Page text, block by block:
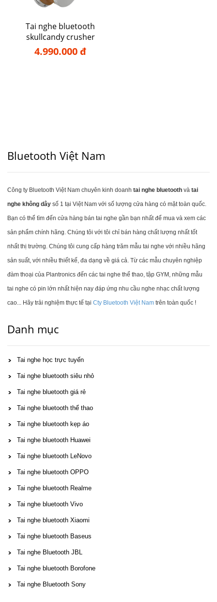
Tai nghe bluetooth
skullcandy crusher
4.990.000 đ
Bluetooth Việt Nam
Công ty Bluetooth Việt Nam chuyên kinh doanh tai nghe bluetooth và tai
nghe không dây số 1 tại Việt Nam với số lượng cửa hàng có mặt toàn quốc.
Bạn có thể tìm đến cửa hàng bán tai nghe gần bạn nhất để mua và xem các
sản phẩm chính hãng. Chúng tôi với tôi chỉ bán hàng chất lượng nhất tốt
nhất thị trường. Chúng tôi cung cấp hàng trăm mẫu tai nghe với nhiều hãng
sản suất, với nhiều thiết kế, đa dạng về giá cả. Từ các mẫu chuyên nghiệp
đàm thoại của Plantronics đến các tai nghe thể thao, tập GYM, những mẫu
tai nghe có pin lớn nhất hiện nay đáp ứng nhu cầu nghe nhạc chất lượng
cao... Hãy trải nghiệm thực tế tại Cty Bluetooth Việt Nam trên toàn quốc !
Danh mục
Tai nghe học trực tuyến
Tai nghe bluetooth siêu nhỏ
Tai nghe bluetooth giá rẻ
Tai nghe bluetooth thể thao
Tai nghe bluetooth kẹp áo
Tai nghe bluetooth Huawei
Tai nghe bluetooth LeNovo
Tai nghe bluetooth OPPO
Tai nghe bluetooth Realme
Tai nghe bluetooth Vivo
Tai nghe bluetooth Xiaomi
Tai nghe bluetooth Baseus
Tai nghe Bluetooth JBL
Tai nghe bluetooth Borofone
Tai nghe Bluetooth Sony